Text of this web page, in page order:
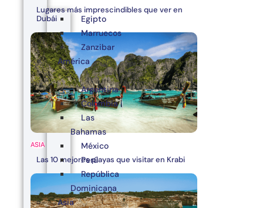
Lugares más imprescindibles que ver en
Dubái
ASIA
Las 10 mejores playas que visitar en Krabi
Egipto
Marruecos
Zanzibar
América
Argentina
Colombia
Las
Bahamas
México
Perú
República
Dominicana
Asia